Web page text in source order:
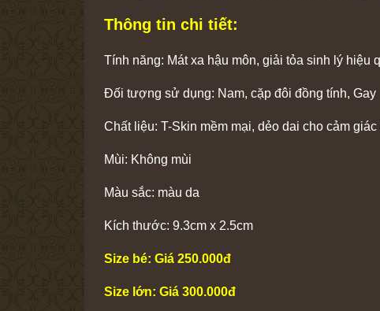
Thông tin chi tiết:
Tính năng: Mát xa hậu môn, giải tỏa sinh lý hiệu
Đối tượng sử dụng: Nam, cặp đôi đồng tính, Gay
Chất liệu: T-Skin mềm mại, dẻo dai cho cảm giác
Mùi: Không mùi
Màu sắc: màu da
Kích thước: 9.3cm x 2.5cm
Size bé: Giá 250.000đ
Size lớn: Giá 300.000đ